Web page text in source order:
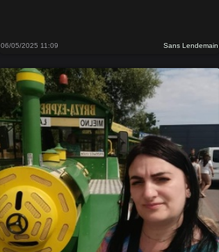
06/05/2025 11:09 Sans Lendemain